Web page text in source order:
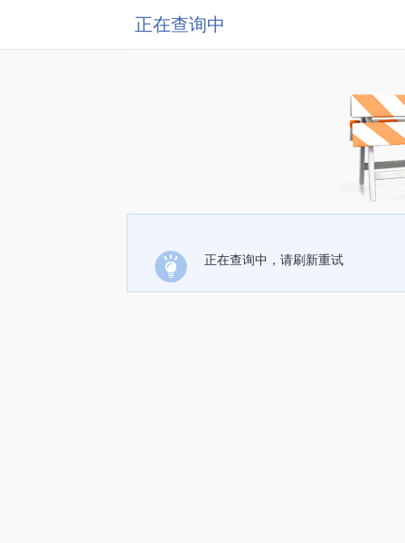
正在查询中
正在查询中，请刷新重试